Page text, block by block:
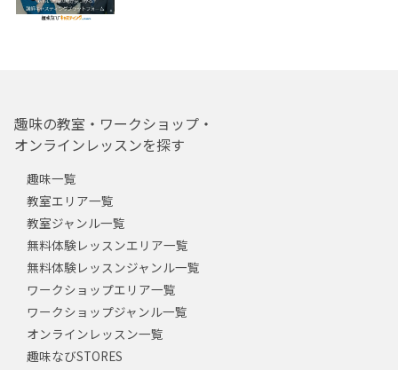
趣味の教室・ワークショップ・
オンラインレッスンを探す
趣味一覧
教室エリア一覧
教室ジャンル一覧
無料体験レッスンエリア一覧
無料体験レッスンジャンル一覧
ワークショップエリア一覧
ワークショップジャンル一覧
オンラインレッスン一覧
趣味なびSTORES